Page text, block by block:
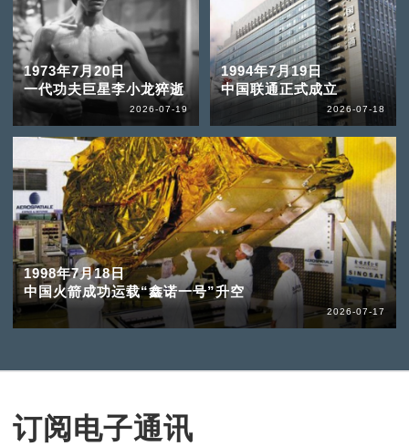
1973年7月20日
一代功夫巨星李小龙猝逝
2026-07-19
1994年7月19日
中国联通正式成立
2026-07-18
1998年7月18日
中国火箭成功运载“鑫诺一号”升空
2026-07-17
订阅电子通讯